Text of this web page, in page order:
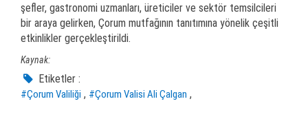
şefler, gastronomi uzmanları, üreticiler ve sektör temsilcileri
bir araya gelirken, Çorum mutfağının tanıtımına yönelik çeşitli
etkinlikler gerçekleştirildi.
Kaynak:
Etiketler :
#Çorum Valiliği , #Çorum Valisi Ali Çalgan ,